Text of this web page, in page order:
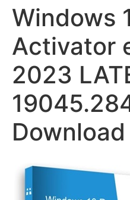
Windows
Activator
2023